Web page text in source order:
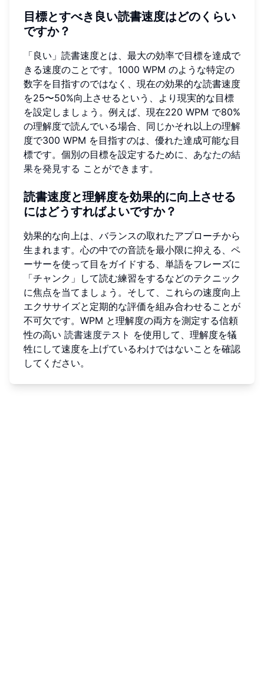
目標とすべき良い読書速度はどのくらい
ですか？
「良い」読書速度とは、最大の効率で目標を達成で
きる速度のことです。1000 WPM のような特定の
数字を目指すのではなく、現在の効果的な読書速度
を25〜50%向上させるという、より現実的な目標
を設定しましょう。例えば、現在220 WPM で80%
の理解度で読んでいる場合、同じかそれ以上の理解
度で300 WPM を目指すのは、優れた達成可能な目
標です。個別の目標を設定するために、 あなたの結
果を発見する ことができます。
読書速度と理解度を効果的に向上させる
にはどうすればよいですか？
効果的な向上は、バランスの取れたアプローチから
生まれます。心の中での音読を最小限に抑える、ペ
ーサーを使って目をガイドする、単語をフレーズに
「チャンク」して読む練習をするなどのテクニック
に焦点を当てましょう。そして、これらの速度向上
エクササイズと定期的な評価を組み合わせることが
不可欠です。WPM と理解度の両方を測定する信頼
性の高い 読書速度テスト を使用して、理解度を犠
牲にして速度を上げているわけではないことを確認
してください。